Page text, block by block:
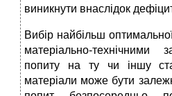
виникнути внаслідок
Вибір найбільш
матеріально-
попиту на ту чи іншу
матеріали може бути